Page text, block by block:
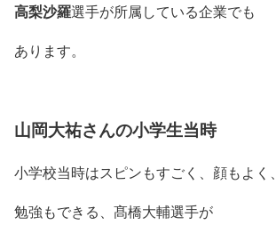
高梨沙羅選手が所属している企業でも
あります。
山岡大祐さんの小学生当時
小学校当時はスピンもすごく、顔もよく、
勉強もできる、髙橋大輔選手が